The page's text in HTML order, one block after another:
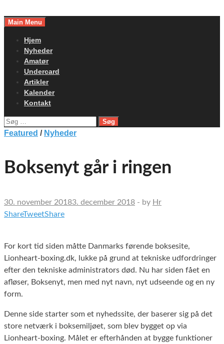
toMain Menu
Hjem
Nyheder
Amatør
Undercard
Artikler
Kalender
Kontakt
Søg
efter:
Featured / Nyheder
Boksenyt går i ringen
30. november 20183. december 2018 - by Hr
ShareTweetShare
For kort tid siden måtte Danmarks førende boksesite,
Lionheart-boxing.dk, lukke på grund at tekniske udfordringer
efter den tekniske administrators død. Nu har siden fået en
afløser, Boksenyt, men med nyt navn, nyt udseende og en ny
form.
Denne side starter som et nyhedssite, der baserer sig på det
store netværk i boksemiljøet, som blev bygget op via
Lionheart-boxing. Målet er efterhånden at bygge funktioner